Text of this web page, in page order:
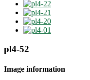
pl4-52
Image information